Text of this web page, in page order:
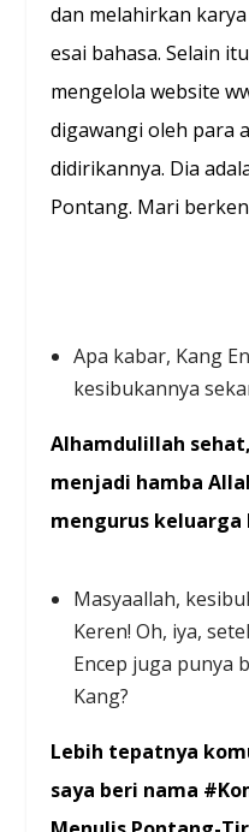
dan melahirkan
esai bahasa. Selain
mengelola website
digawangi oleh para
didirikannya. Dia
Pontang. Mari
Apa kabar, Kang
kesibukannya
Alhamdulillah
menjadi hamba
mengurus keluarga
Masyaallah,
Keren! Oh, iya,
Encep juga punya
Kang?
Lebih tepatnya
saya beri nama